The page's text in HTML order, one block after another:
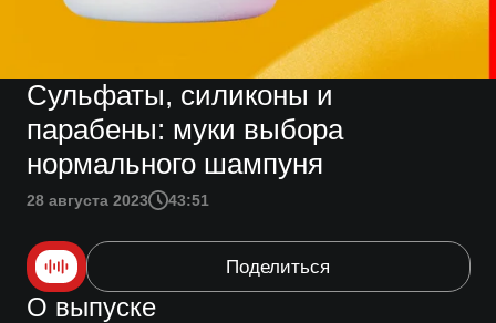
Сульфаты, силиконы и
парабены: муки выбора
нормального шампуня
28 августа 2023 43:51
Поделиться
О выпуске